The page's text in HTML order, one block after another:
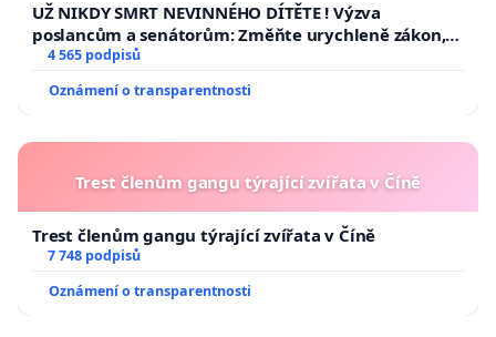
UŽ NIKDY SMRT NEVINNÉHO DÍTĚTE ! Výzva
poslancům a senátorům: Změňte urychleně zákon,
aby se tragédie malé Viktorky už nemohla opakovat!
4 565 podpisů
Oznámení o transparentnosti
Trest členům gangu týrající zvířata v Číně
Trest členům gangu týrající zvířata v Číně
7 748 podpisů
Oznámení o transparentnosti